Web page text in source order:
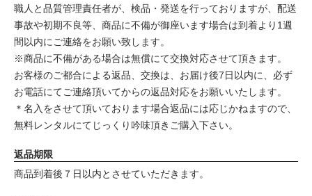
職人と品質管理責任者が、検品・発送を行っておりますが、配送
事故や初期不良等、商品に不備が御座います場合は到着より1週
間以内にご連絡をお願い致します。
※商品に不備がある場合は無償にて交換対応させて頂きます。
お客様のご都合による返品、交換は、お届け後7日以内に、必ず
お電話にてご連絡頂いてからの返品対応をお願いいたします。
＊名入をさせて頂いております場合返品には応じかねますので、
無料レンタルにてじっくり吟味頂きご購入下さい。
返品期限
商品到着後７日以内とさせていただきます。